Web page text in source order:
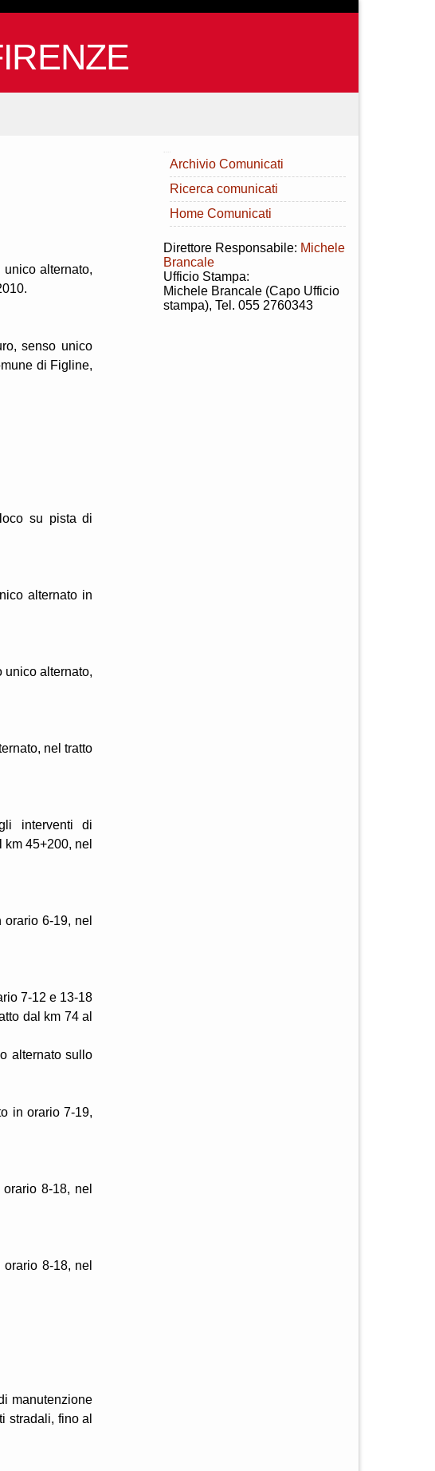
alternato,
senso unico
di Figline,
su pista di
alternato in
unico alternato,
nel tratto
interventi di
45+200, nel
6-19, nel
7-12 e 13-18
dal km 74 al
alternato sullo
in orario 7-19,
8-18, nel
8-18, nel
manutenzione
stradali, fino al
Archivio Comunicati
Ricerca comunicati
Home Comunicati
Direttore Responsabile: Michele
Brancale
Ufficio Stampa:
Michele Brancale (Capo Ufficio
stampa), Tel. 055 2760343